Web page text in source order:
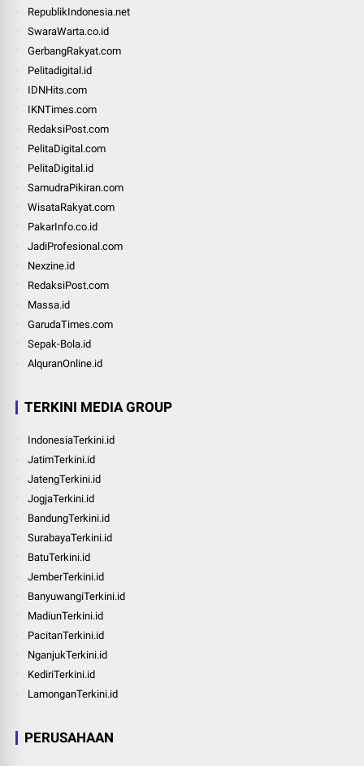
RepublikIndonesia.net
SwaraWarta.co.id
GerbangRakyat.com
Pelitadigital.id
IDNHits.com
IKNTimes.com
RedaksiPost.com
PelitaDigital.com
PelitaDigital.id
SamudraPikiran.com
WisataRakyat.com
PakarInfo.co.id
JadiProfesional.com
Nexzine.id
RedaksiPost.com
Massa.id
GarudaTimes.com
Sepak-Bola.id
AlquranOnline.id
TERKINI MEDIA GROUP
IndonesiaTerkini.id
JatimTerkini.id
JatengTerkini.id
JogjaTerkini.id
BandungTerkini.id
SurabayaTerkini.id
BatuTerkini.id
JemberTerkini.id
BanyuwangiTerkini.id
MadiunTerkini.id
PacitanTerkini.id
NganjukTerkini.id
KediriTerkini.id
LamonganTerkini.id
PERUSAHAAN